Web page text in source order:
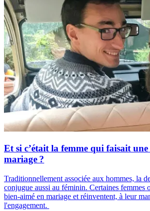
Et si c’était la femme qui faisait une
mariage ?
Traditionnellement associée aux hommes, la
conjugue aussi au féminin. Certaines femmes
bien-aimé en mariage et réinventent, à leur
l'engagement.